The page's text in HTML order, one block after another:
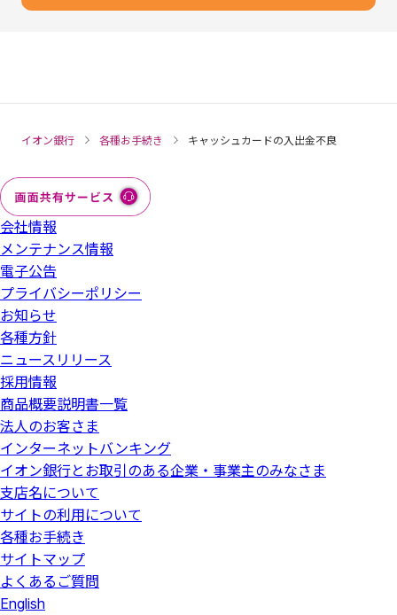
イオン銀行 各種お手続き キャッシュカードの入出金不良
会社情報
メンテナンス情報
電子公告
プライバシーポリシー
お知らせ
各種方針
ニュースリリース
採用情報
商品概要説明書一覧
法人のお客さま
インターネットバンキング
イオン銀行とお取引のある企業・事業主のみなさま
支店名について
サイトの利用について
各種お手続き
サイトマップ
よくあるご質問
English